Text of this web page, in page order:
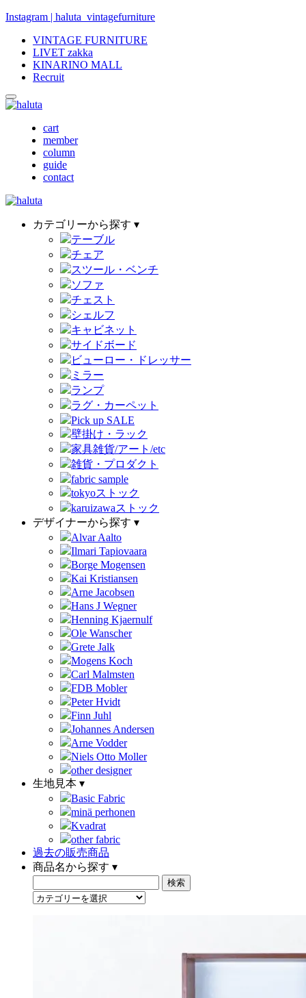
Instagram | haluta_vintagefurniture
VINTAGE FURNITURE
LIVET zakka
KINARINO MALL
Recruit
cart
member
column
guide
contact
カテゴリーから探す ▾
テーブル
チェア
スツール・ベンチ
ソファ
チェスト
シェルフ
キャビネット
サイドボード
ビューロー・ドレッサー
ミラー
ランプ
ラグ・カーペット
Pick up SALE
壁掛け・ラック
家具雑貨/アート/etc
雑貨・プロダクト
fabric sample
tokyoストック
karuizawaストック
デザイナーから探す ▾
Alvar Aalto
Ilmari Tapiovaara
Borge Mogensen
Kai Kristiansen
Arne Jacobsen
Hans J Wegner
Henning Kjaernulf
Ole Wanscher
Grete Jalk
Mogens Koch
Carl Malmsten
FDB Mobler
Peter Hvidt
Finn Juhl
Johannes Andersen
Arne Vodder
Niels Otto Moller
other designer
生地見本 ▾
Basic Fabric
minä perhonen
Kvadrat
other fabric
過去の販売商品
商品名から探す ▾